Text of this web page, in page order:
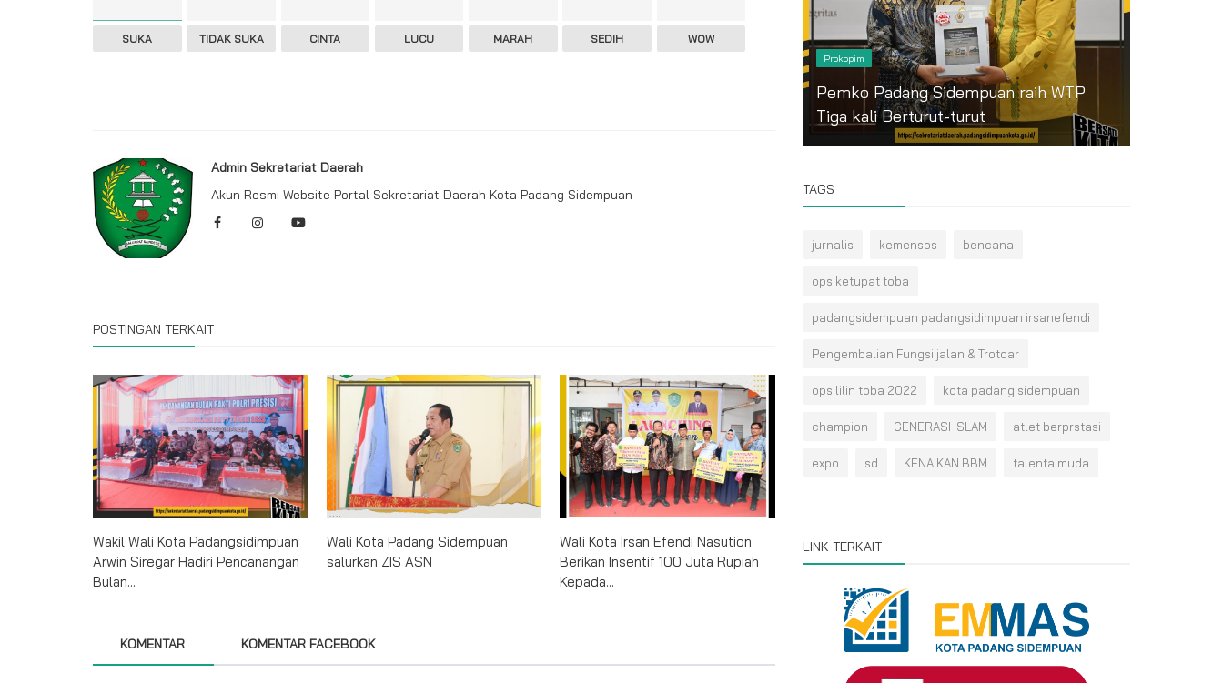
SUKA TIDAK SUKA CINTA LUCU MARAH SEDIH WOW
Admin Sekretariat Daerah
Akun Resmi Website Portal Sekretariat Daerah Kota Padang Sidempuan
POSTINGAN TERKAIT
Wakil Wali Kota Padangsidimpuan
Arwin Siregar Hadiri Pencanangan
Bulan...
Wali Kota Padang Sidempuan
salurkan ZIS ASN
Wali Kota Irsan Efendi Nasution
Berikan Insentif 100 Juta Rupiah
Kepada...
KOMENTAR KOMENTAR FACEBOOK
Prokopim
Pemko Padang Sidempuan raih WTP
Tiga kali Berturut-turut
TAGS
jurnalis kemensos bencana
ops ketupat toba
padangsidempuan padangsidimpuan irsanefendi
Pengembalian Fungsi jalan & Trotoar
ops lilin toba 2022 kota padang sidempuan
champion GENERASI ISLAM atlet berprstasi
expo sd KENAIKAN BBM talenta muda
LINK TERKAIT